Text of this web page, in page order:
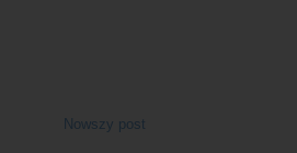
Nowszy post